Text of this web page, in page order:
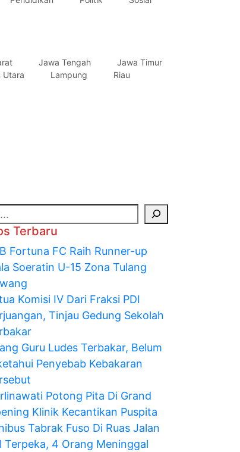
Jawa Tengah
Jawa Timur
Utara Lampung
Riau
Terbaru
Fortuna FC Raih Runner-up
Soeratin U-15 Zona Tulang
Komisi IV Dari Fraksi PDI
Tinjau Gedung Sekolah
Guru Ludes Terbakar, Belum
Penyebab Kebakaran
Potong Pita Di Grand
Klinik Kecantikan Puspita
Tabrak Fuso Di Ruas Jalan
Terpeka, 4 Orang Meninggal